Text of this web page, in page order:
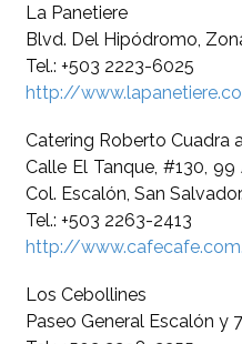
La Panetiere
Blvd. Del Hipódromo,
Tel.: +503 2223-6025
http://
Catering Roberto Cuadra
Calle El Tanque, #130, 99
Col. Escalón, San Salvador.
Tel.: +503 2263-2413
http://
Los Cebollines
Paseo General Escalón y